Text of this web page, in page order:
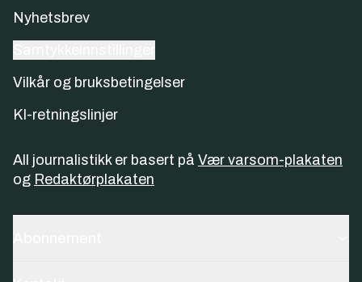
Nyhetsbrev
Vilkår og bruksbetingelser
KI-retningslinjer
All journalistikk er basert på Vær varsom-plakaten
og Redaktørplakaten